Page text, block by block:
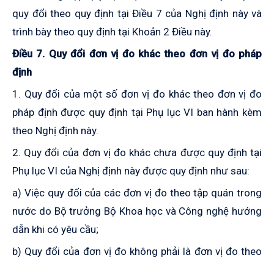
quy đổi theo quy định tại Điều 7 của Nghị định này và
trình bày theo quy định tại Khoản 2 Điều này.
Điều 7. Quy đổi đơn vị đo khác theo đơn vị đo pháp
định
1. Quy đổi của một số đơn vị đo khác theo đơn vị đo
pháp định được quy định tại Phụ lục VI ban hành kèm
theo Nghị định này.
2. Quy đổi của đơn vị đo khác chưa được quy định tại
Phụ lục VI của Nghị định này được quy định như sau:
a) Việc quy đổi của các đơn vị đo theo tập quán trong
nước do Bộ trưởng Bộ Khoa học và Công nghệ hướng
dẫn khi có yêu cầu;
b) Quy đổi của đơn vị đo không phải là đơn vị đo theo